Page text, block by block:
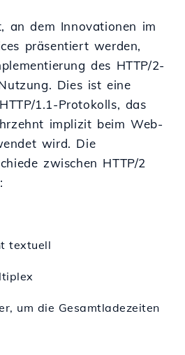
an dem Innovationen im
präsentiert werden,
des HTTP/2-
Dies ist eine
1.1-Protokolls, das
implizit beim Web-
wird. Die
zwischen HTTP/2
textuell
um die Gesamtladezeiten